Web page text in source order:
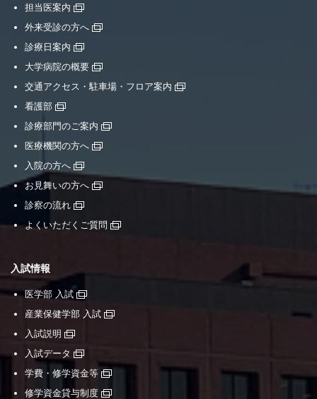
担当医案内
外来受診の方へ
診療日案内
大学病院の概要
交通アクセス・駐車場・フロア案内
看護部
診療部門のご案内
医療機関の方へ
入院の方へ
お見舞いの方へ
診察の流れ
よくいただくご質問
入試情報
医学部 入試
産業保健学部 入試
入試説明
入試データ
学費・修学資金等
修学資金貸与制度